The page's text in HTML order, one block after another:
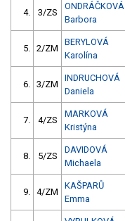
4. 3/ZS
ONDRÁČKOVÁ
Barbora
5. 2/ZM
BERYLOVÁ
Karolína
6. 3/ZM
INDRUCHOVÁ
Daniela
7. 4/ZS
MARKOVÁ
Kristýna
8. 5/ZS
DAVIDOVÁ
Michaela
9. 4/ZM
KAŠPARŮ
Emma